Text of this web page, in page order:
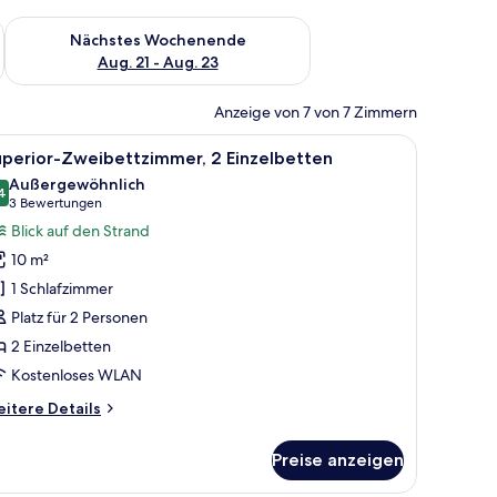
Aug. 14 - Aug. 16.
Nächstes Wochenende
Aug. 21 - Aug. 23
Überprüfe die Verfügbarkeit für nächstes Wochenende, Aug.
Anzeige von 7 von 7 Zimmern
Ein Hotelzimmer mit zwei Betten, einer
3 Zweibettzimmer, 2 Einzelbetten
von 10
Außergewöhnlich
3 Bewertungen
(3
Bewertungen)
Blick auf den Strand
10 m²
1 Schlafzimmer
Platz für 2 Personen
2 Einzelbetten
Kostenloses WLAN
Details
Preise anzeigen